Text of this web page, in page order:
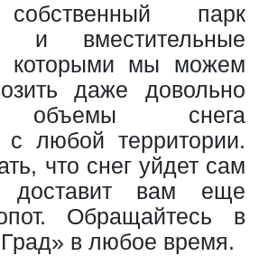
парк
и вместительные
которыми мы можем
даже довольно
объемы снега
с любой территории.
что снег уйдет сам
вам еще
Обращайтесь в
в любое время.